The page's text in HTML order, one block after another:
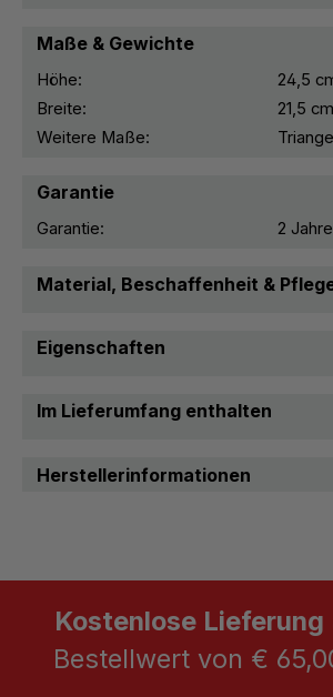
Maße & Gewichte
Höhe:
24,5
Breite:
21,5 cm
Weitere Maße:
Garantie
Garantie: 2 Jahre
Material, Beschaffenheit &
Eigenschaften
Im Lieferumfang enthalten
Herstellerinformationen
Kostenlose Lieferung
Bestellwert von €